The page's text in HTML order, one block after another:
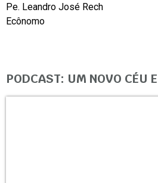
Pe. Leandro José Rech
Ecônomo
PODCAST: UM NOVO CÉU